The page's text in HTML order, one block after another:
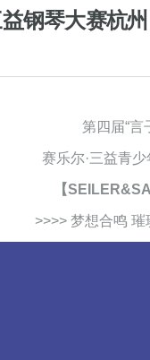
钢琴大赛杭
第四届“言
赛乐尔·三益青
【
>>>> 梦想合鸣 璀